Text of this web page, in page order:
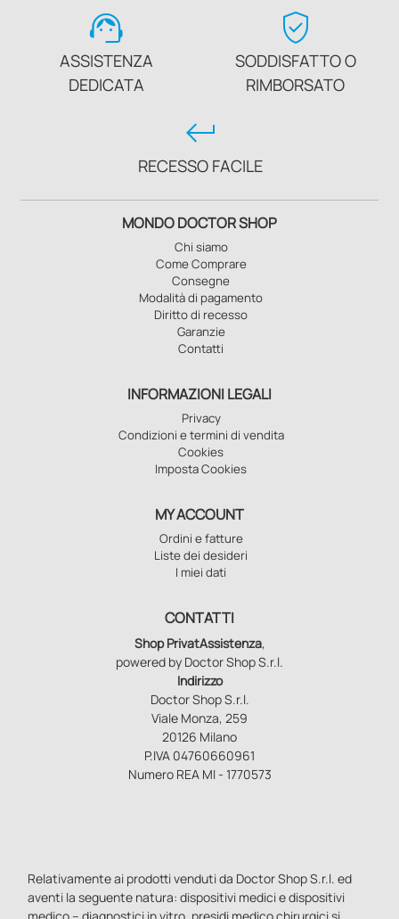
support_agent
ASSISTENZA
DEDICATA
verified_user
SODDISFATTO O
RIMBORSATO
keyboard_return
RECESSO FACILE
MONDO DOCTOR SHOP
Chi siamo
Come Comprare
Consegne
Modalità di pagamento
Diritto di recesso
Garanzie
Contatti
INFORMAZIONI LEGALI
Privacy
Condizioni e termini di vendita
Cookies
Imposta Cookies
MY ACCOUNT
Ordini e fatture
Liste dei desideri
I miei dati
CONTATTI
Shop PrivatAssistenza,
powered by Doctor Shop S.r.l.
Indirizzo
Doctor Shop S.r.l.
Viale Monza, 259
20126 Milano
P.IVA 04760660961
Numero REA MI - 1770573
Relativamente ai prodotti venduti da Doctor Shop S.r.l. ed
aventi la seguente natura: dispositivi medici e dispositivi
medico – diagnostici in vitro, presidi medico chirurgici si